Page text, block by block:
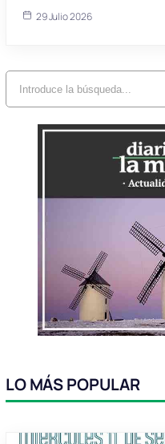
29 Julio 2026
LO MÁS POPULAR